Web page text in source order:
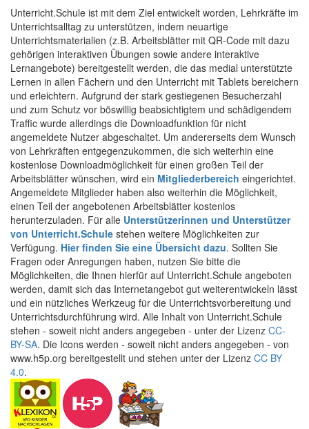
Unterricht.Schule ist mit dem Ziel entwickelt worden, Lehrkräfte im
Unterrichtsalltag zu unterstützen, indem neuartige
Unterrichtsmaterialien (z.B. Arbeitsblätter mit QR-Code mit dazu
gehörigen interaktiven Übungen sowie andere interaktive
Lernangebote) bereitgestellt werden, die das medial unterstützte
Lernen in allen Fächern und den Unterricht mit Tablets bereichern
und erleichtern. Aufgrund der stark gestiegenen Besucherzahl
und zum Schutz vor böswillig beabsichtigtem und schädigendem
Traffic wurde allerdings die Downloadfunktion für nicht
angemeldete Nutzer abgeschaltet. Um andererseits dem Wunsch
von Lehrkräften entgegenzukommen, die sich weiterhin eine
kostenlose Downloadmöglichkeit für einen großen Teil der
Arbeitsblätter wünschen, wird ein Mitgliederbereich eingerichtet.
Angemeldete Mitglieder haben also weiterhin die Möglichkeit,
einen Teil der angebotenen Arbeitsblätter kostenlos
herunterzuladen. Für alle Unterstützerinnen und Unterstützer
von Unterricht.Schule stehen weitere Möglichkeiten zur
Verfügung. Hier finden Sie eine Übersicht dazu. Sollten Sie
Fragen oder Anregungen haben, nutzen Sie bitte die
Möglichkeiten, die Ihnen hierfür auf Unterricht.Schule angeboten
werden, damit sich das Internetangebot gut weiterentwickeln lässt
und ein nützliches Werkzeug für die Unterrichtsvorbereitung und
Unterrichtsdurchführung wird. Alle Inhalt von Unterricht.Schule
stehen - soweit nicht anders angegeben - unter der Lizenz CC-
BY-SA. Die Icons werden - soweit nicht anders angegeben - von
www.h5p.org bereitgestellt und stehen unter der Lizenz CC BY
4.0.